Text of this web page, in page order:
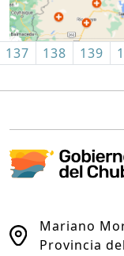
137 138 139
Mariano
Provincia